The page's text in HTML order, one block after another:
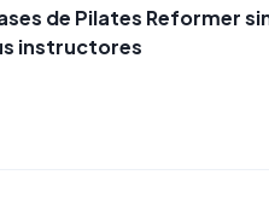
de Pilates Reformer
instructores